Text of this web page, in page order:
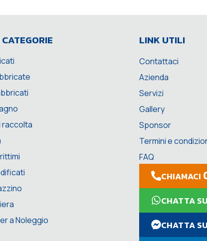
raccolta
a Noleggio
LINK UTILI
Contattaci
Azienda
Servizi
Gallery
Sponsor
Termini e
FAQ
CHIAMACI
CHATTA SU
CHATTA SU